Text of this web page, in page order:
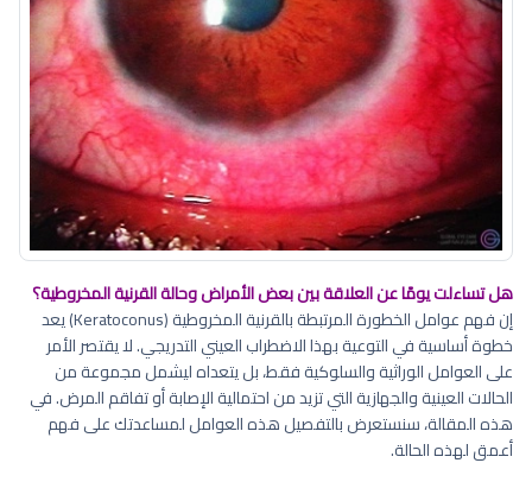
هل تساءلت يومًا عن العلاقة بين بعض الأمراض وحالة القرنية المخروطية؟
إن فهم عوامل الخطورة المرتبطة بالقرنية المخروطية (Keratoconus) يعد
خطوة أساسية في التوعية بهذا الاضطراب العيني التدريجي. لا يقتصر الأمر
على العوامل الوراثية والسلوكية فقط، بل يتعداه ليشمل مجموعة من
الحالات العينية والجهازية التي تزيد من احتمالية الإصابة أو تفاقم المرض. في
هذه المقالة، سنستعرض بالتفصيل هذه العوامل لمساعدتك على فهم
أعمق لهذه الحالة.